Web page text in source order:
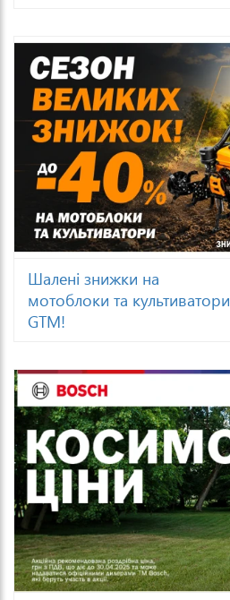
Шалені знижки на
мотоблоки та культиватори
GTM!